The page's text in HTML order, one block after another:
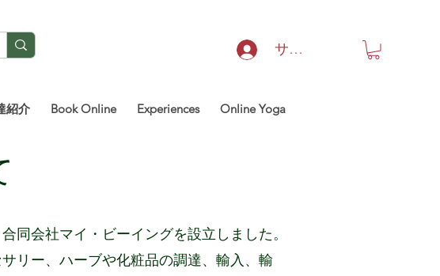
サインイン
紹介 Book Online Experiences Online Yoga
同会社マイ・ビーイングを設立しました。
リー、ハーブや化粧品の調達、輸入、輸